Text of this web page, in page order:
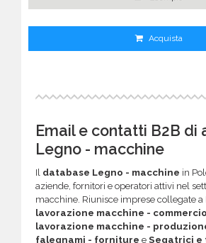
Acquista
Email e contatti B2B di
Legno - macchine
Il database Legno - macchine in
aziende, fornitori e operatori attivi nel
macchine. Riunisce imprese collegate a
lavorazione macchine - commercio
lavorazione macchine -
falegnami - forniture e Segatrici